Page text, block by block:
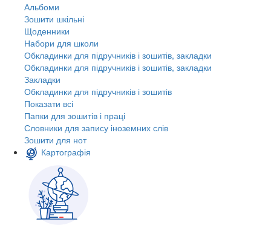
Альбоми
Зошити шкільні
Щоденники
Набори для школи
Обкладинки для підручників і зошитів, закладки
Обкладинки для підручників і зошитів, закладки
Закладки
Обкладинки для підручників і зошитів
Показати всі
Папки для зошитів і праці
Словники для запису іноземних слів
Зошити для нот
Картографія